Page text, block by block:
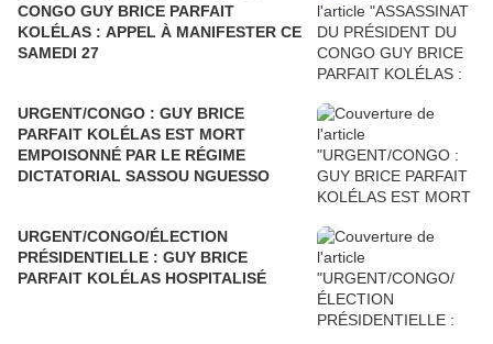
CONGO GUY BRICE PARFAIT
KOLÉLAS : APPEL À MANIFESTER CE
SAMEDI 27
URGENT/CONGO : GUY BRICE
PARFAIT KOLÉLAS EST MORT
EMPOISONNÉ PAR LE RÉGIME
DICTATORIAL SASSOU NGUESSO
URGENT/CONGO/ÉLECTION
PRÉSIDENTIELLE : GUY BRICE
PARFAIT KOLÉLAS HOSPITALISÉ